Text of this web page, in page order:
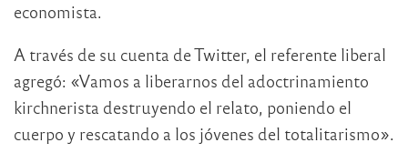
economista.
A través de su cuenta de Twitter, el referente liberal
agregó: «Vamos a liberarnos del adoctrinamiento
kirchnerista destruyendo el relato, poniendo el
cuerpo y rescatando a los jóvenes del totalitarismo».